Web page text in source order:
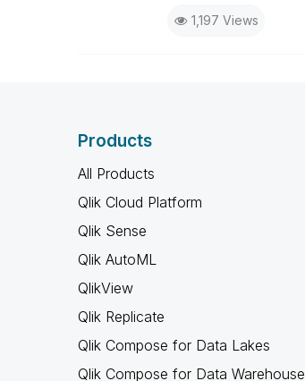
1,197 Views
Products
All Products
Qlik Cloud Platform
Qlik Sense
Qlik AutoML
QlikView
Qlik Replicate
Qlik Compose for Data Lakes
Qlik Compose for Data Warehouse